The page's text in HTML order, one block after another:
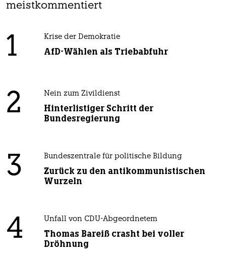
meistkommentiert
1 Krise der Demokratie
AfD-Wählen als Triebabfuhr
2 Nein zum Zivildienst
Hinterlistiger Schritt der
Bundesregierung
3 Bundeszentrale für politische Bildung
Zurück zu den antikommunistischen
Wurzeln
4 Unfall von CDU-Abgeordnetem
Thomas Bareiß crasht bei voller
Dröhnung